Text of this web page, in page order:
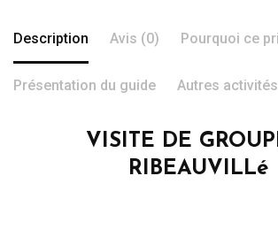
Description Avis (0) Pourquoi ce
Présentation du guide Autres
VISITE DE
RIBEAUVILLé